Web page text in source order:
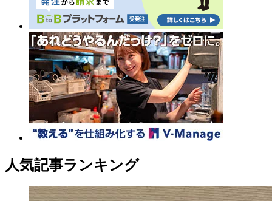
人気記事ランキング